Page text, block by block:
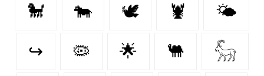
🐩 🐄 🕊 🦞 🌤️
↪ 🦠 🌟 🐫 𓃵